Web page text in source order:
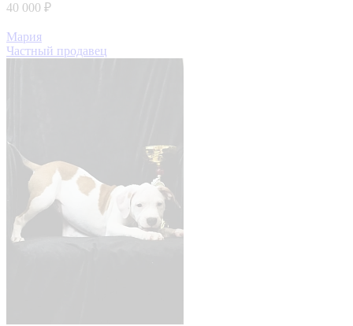
40 000 ₽
Мария
Частный продавец